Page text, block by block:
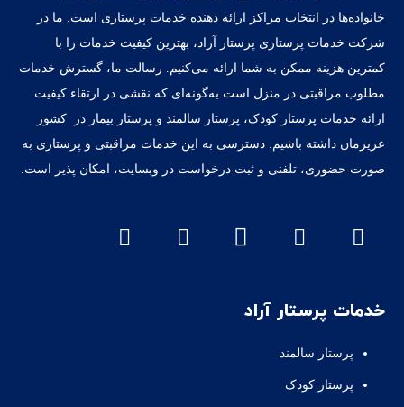
خانواده‌ها در انتخاب مراکز ارائه دهنده خدمات پرستاری است. ما در
شرکت خدمات پرستاری پرستار آراد، بهترین کیفیت خدمات را با
کمترین هزینه ممکن به شما ارائه می‌کنیم. رسالت ما، گسترش خدمات
مطلوب مراقبتی در منزل است به‌گونه‌ای که نقشی در ارتقاء کیفیت
ارائه خدمات پرستار کودک، پرستار سالمند و پرستار بیمار در کشور
عزیزمان داشته‌ باشیم. دسترسی به این خدمات مراقبتی و پرستاری به
صورت حضوری، تلفنی و ثبت درخواست در وبسایت، امکان پذیر است.
خدمات پرستار آراد
پرستار سالمند
پرستار کودک